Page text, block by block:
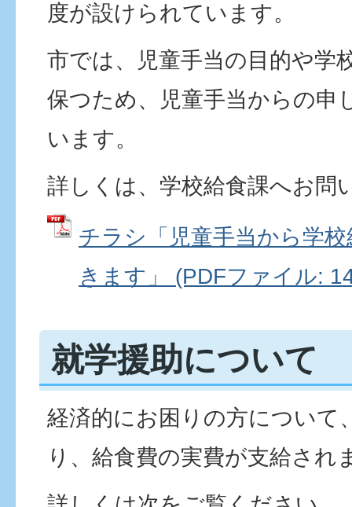
度が設けられています。
市では、児童手当の目的や学
保つため、児童手当からの申
います。
詳しくは、学校給食課へお問
チラシ「児童手当から学
きます」 (PDFファイル:
就学援助について
経済的にお困りの方について
り、給食費の実費が支給され